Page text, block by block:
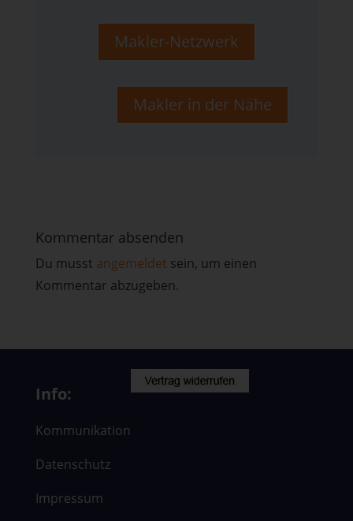
Makler-Netzwerk
Makler in der Nähe
Kommentar absenden
Du musst angemeldet sein, um einen
Kommentar abzugeben.
Info:
Kommunikation
Datenschutz
Impressum